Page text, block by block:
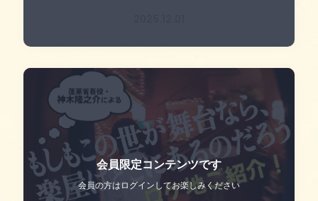
会員限定コンテンツです
会員の方はログインしてお楽しみください